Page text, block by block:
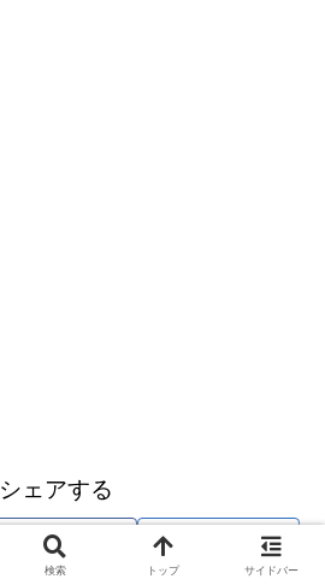
シェアする
Facebook
検索 トップ サイドバー